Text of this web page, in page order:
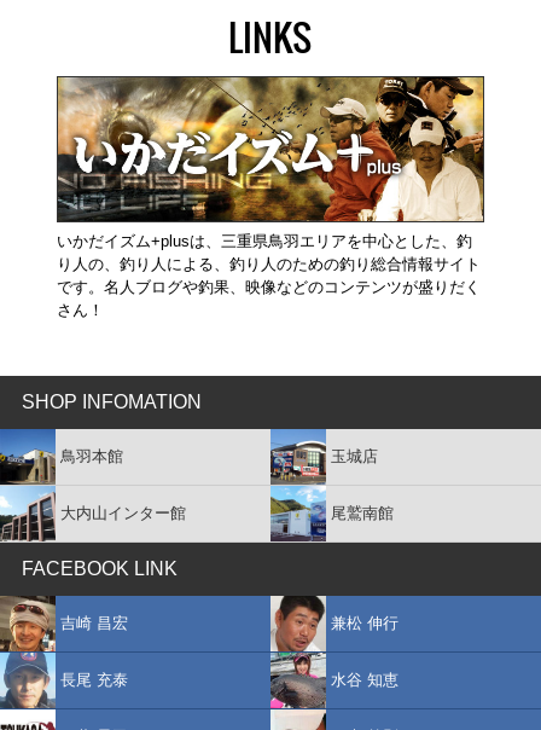
LINKS
いかだイズム+plusは、三重県鳥羽エリアを中心とした、釣
り人の、釣り人による、釣り人のための釣り総合情報サイト
です。名人ブログや釣果、映像などのコンテンツが盛りだく
さん！
SHOP INFOMATION
鳥羽本館 玉城店
大内山インター館 尾鷲南館
FACEBOOK LINK
吉崎 昌宏 兼松 伸行
長尾 充泰 水谷 知恵